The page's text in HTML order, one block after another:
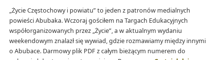
„Życie Częstochowy i powiatu” to jeden z patronów medialnych
powieści Abubaka. Wczoraj gościłem na Targach Edukacyjnych
współorganizowanych przez „Życie”, a w aktualnym wydaniu
weekendowym znalazł się wywiad, gdzie rozmawiamy między innymi
o Abubace. Darmowy plik PDF z całym bieżącym numerem do